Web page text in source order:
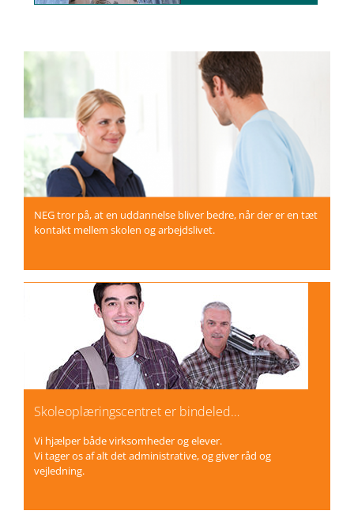
NEG tror på, at en uddannelse bliver bedre, når der er en tæt
kontakt mellem skolen og arbejdslivet.
Skoleoplæringscentret er bindeled…
Vi hjælper både virksomheder og elever.
Vi tager os af alt det administrative, og giver råd og
vejledning.